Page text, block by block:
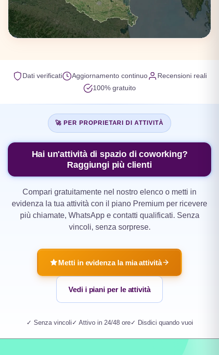
Veneto
Dati verificati Aggiornamento continuo
Recensioni reali
100% gratuito
🚀 PER PROPRIETARI DI ATTIVITÀ
Hai un'attività di spazio di coworking?
Raggiungi più clienti
Compari gratuitamente nel nostro elenco o metti in
evidenza la tua attività con il piano Premium per ricevere
più chiamate, WhatsApp e contatti qualificati. Senza
vincoli, senza sorprese.
Metti in evidenza la mia attività
Vedi i piani per le attività
✓ Senza vincoli ✓ Attivo in 24/48 ore✓ Disdici quando vuoi